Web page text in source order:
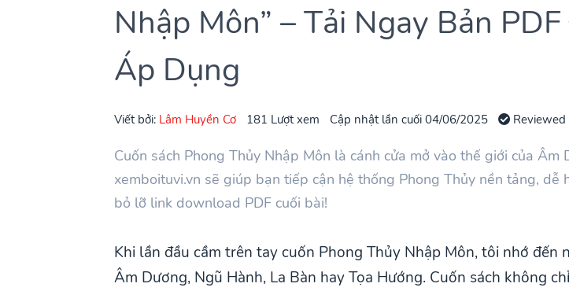
Nhập Môn” – Tải Ngay Bản
Áp Dụng
Viết bởi: Lâm Huyền Cơ 181 Lượt xem Cập nhật lần cuối 04/06/2025 Reviewed
Cuốn sách Phong Thủy Nhập Môn là cánh cửa mở vào thế giới của
xemboituvi.vn sẽ giúp bạn tiếp cận hệ thống Phong Thủy nền tảng,
bỏ lỡ link download PDF cuối bài!
Khi lần đầu cầm trên tay cuốn Phong Thủy Nhập Môn, tôi nhớ
Âm Dương, Ngũ Hành, La Bàn hay Tọa Hướng. Cuốn sách không